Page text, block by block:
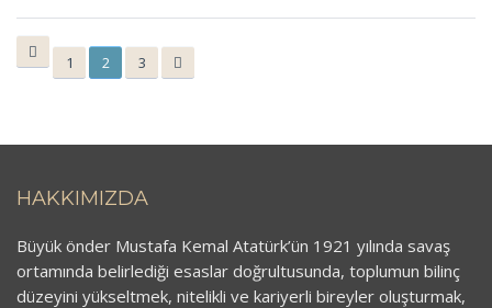
1 2 3
HAKKIMIZDA
Büyük önder Mustafa Kemal Atatürk’ün 1921 yılında savaş
ortamında belirlediği esaslar doğrultusunda, toplumun bilinç
düzeyini yükseltmek, nitelikli ve kariyerli bireyler oluşturmak,